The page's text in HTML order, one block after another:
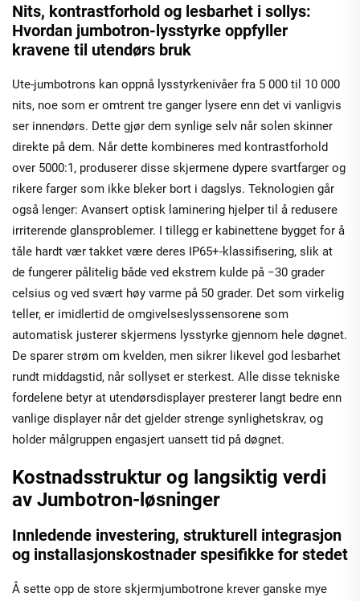
Nits, kontrastforhold og lesbarhet i sollys:
Hvordan jumbotron-lysstyrke oppfyller
kravene til utendørs bruk
Ute-jumbotrons kan oppnå lysstyrkenivåer fra 5 000 til 10 000
nits, noe som er omtrent tre ganger lysere enn det vi vanligvis
ser innendørs. Dette gjør dem synlige selv når solen skinner
direkte på dem. Når dette kombineres med kontrastforhold
over 5000:1, produserer disse skjermene dypere svartfarger og
rikere farger som ikke bleker bort i dagslys. Teknologien går
også lenger: Avansert optisk laminering hjelper til å redusere
irriterende glansproblemer. I tillegg er kabinettene bygget for å
tåle hardt vær takket være deres IP65+-klassifisering, slik at
de fungerer pålitelig både ved ekstrem kulde på −30 grader
celsius og ved svært høy varme på 50 grader. Det som virkelig
teller, er imidlertid de omgivelseslyssensorene som
automatisk justerer skjermens lysstyrke gjennom hele døgnet.
De sparer strøm om kvelden, men sikrer likevel god lesbarhet
rundt middagstid, når sollyset er sterkest. Alle disse tekniske
fordelene betyr at utendørsdisplayer presterer langt bedre enn
vanlige displayer når det gjelder strenge synlighetskrav, og
holder målgruppen engasjert uansett tid på døgnet.
Kostnadsstruktur og langsiktig verdi
av Jumbotron-løsninger
Innledende investering, strukturell integrasjon
og installasjonskostnader spesifikke for stedet
Å sette opp de store skjermjumbotrone krever ganske mye